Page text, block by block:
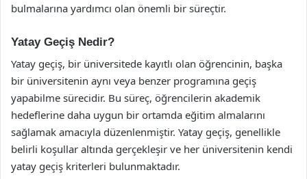
bulmalarına yardımcı olan önemli bir süreçtir.
Yatay Geçiş Nedir?
Yatay geçiş, bir üniversitede kayıtlı olan öğrencinin, başka
bir üniversitenin aynı veya benzer programına geçiş
yapabilme sürecidir. Bu süreç, öğrencilerin akademik
hedeflerine daha uygun bir ortamda eğitim almalarını
sağlamak amacıyla düzenlenmiştir. Yatay geçiş, genellikle
belirli koşullar altında gerçekleşir ve her üniversitenin kendi
yatay geçiş kriterleri bulunmaktadır.